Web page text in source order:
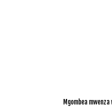
Mgombea